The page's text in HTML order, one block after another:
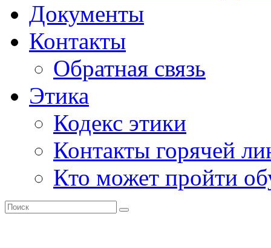
Документы
Контакты
Обратная связь
Этика
Кодекс этики
Контакты горячей
Кто может пройти